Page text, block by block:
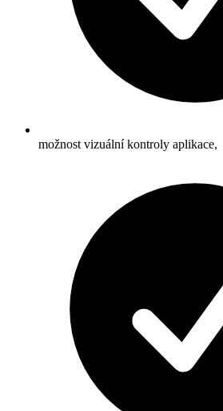
možnost vizuální kontroly aplikace,